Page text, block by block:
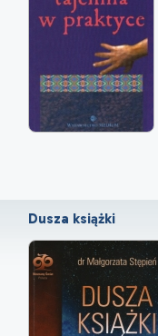
Dusza książki